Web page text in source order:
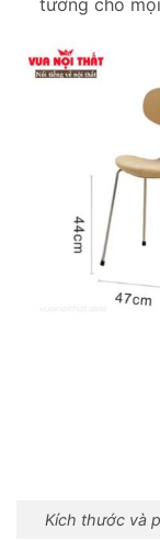
Kích thước và